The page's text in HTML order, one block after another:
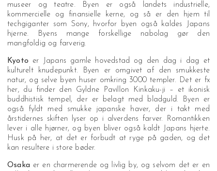
museer og teatre. Byen er også landets industrielle,
kommercielle og finansielle kerne, og så er den hjem til
techgiganter som Sony, hvorfor byen også kaldes Japans
hjerne. Byens mange forskellige nabolag gør den
mangfoldig og farverig.
Kyoto er Japans gamle hovedstad og den dag i dag et
kulturelt knudepunkt. Byen er omgivet af den smukkeste
natur, og selve byen huser omkring 3000 templer. Det er fx
her, du finder den Gyldne Pavillon Kinkaku-ji – et ikonisk
buddhistisk tempel, der er belagt med bladguld. Byen er
også fyldt med smukke japanske haver, der i takt med
årstidernes skiften lyser op i alverdens farver. Romantikken
lever i alle hjørner, og byen bliver også kaldt Japans hjerte.
Husk på her, at det er forbudt at ryge på gaden, og det
kan resultere i store bøder.
Osaka er en charmerende og livlig by, og selvom det er en